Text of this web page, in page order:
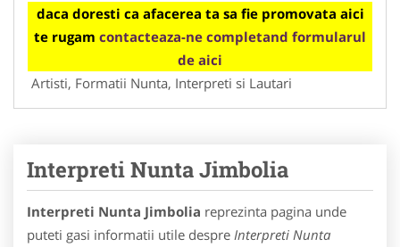
daca doresti ca afacerea ta sa fie promovata aici
te rugam contacteaza-ne completand formularul
de aici
Artisti, Formatii Nunta, Interpreti si Lautari
Interpreti Nunta Jimbolia
Interpreti Nunta Jimbolia reprezinta pagina unde
puteti gasi informatii utile despre Interpreti Nunta